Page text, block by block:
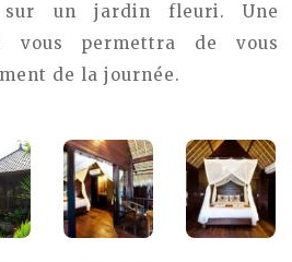
sur un jardin fleuri. Une
vous permettra de vous
de la journée.